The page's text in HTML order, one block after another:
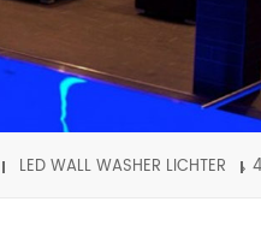
LED WALL WASHER LICHTER